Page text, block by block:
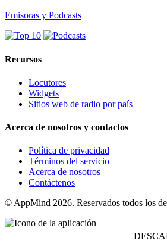
Emisoras y Podcasts
Recursos
Locutores
Widgets
Sitios web de radio por país
Acerca de nosotros y contactos
Política de privacidad
Términos del servicio
Acerca de nosotros
Contáctenos
© AppMind 2026. Reservados todos los